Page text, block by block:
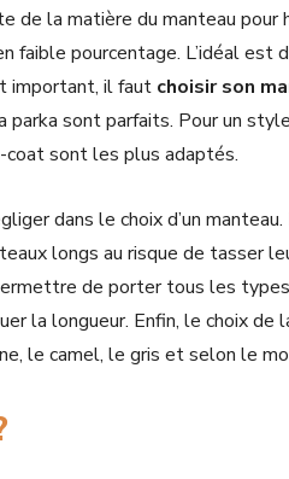
de la matière du manteau pour
pourcentage. L’idéal est
important, il faut choisir son
parka sont parfaits. Pour un
coat sont les plus adaptés.
dans le choix d’un
longs au risque de tasser
de porter tous les
la longueur. Enfin, le choix de
le camel, le gris et selon le